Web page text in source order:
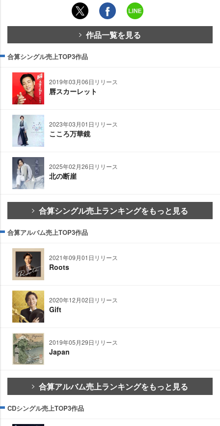
作品一覧を見る
合算シングル売上TOP3作品
2019年03月06日リリース
唇スカーレット
2023年03月01日リリース
こころ万華鏡
2025年02月26日リリース
北の断崖
合算シングル売上ランキングをもっと見る
合算アルバム売上TOP3作品
2021年09月01日リリース
Roots
2020年12月02日リリース
Gift
2019年05月29日リリース
Japan
合算アルバム売上ランキングをもっと見る
CDシングル売上TOP3作品